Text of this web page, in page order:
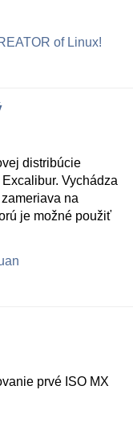
of Linux!
distribúcie
Vychádza
na
je možné použiť
prvé ISO MX